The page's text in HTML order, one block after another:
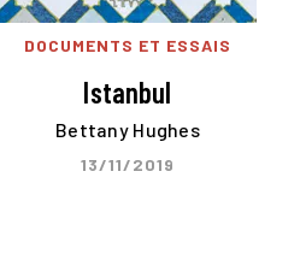
DOCUMENTS ET ESSAIS
Istanbul
Bettany Hughes
13/11/2019